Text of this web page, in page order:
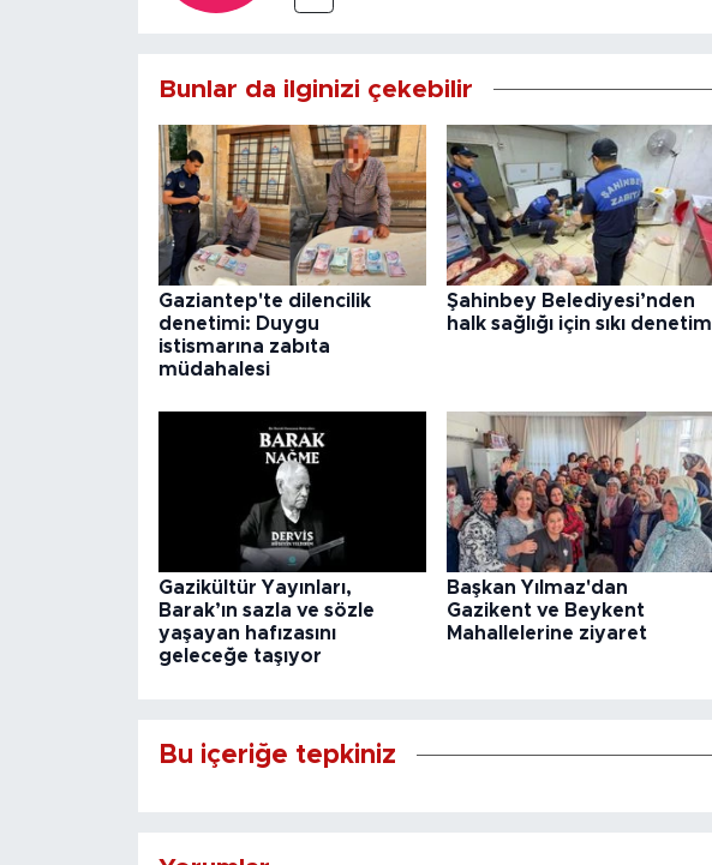
Bunlar da ilginizi çekebilir
Gaziantep'te dilencilik
denetimi: Duygu
istismarına zabıta
müdahalesi
Şahinbey Belediyesi’nden
halk sağlığı için sıkı denetim
Gazikültür Yayınları,
Barak’ın sazla ve sözle
yaşayan hafızasını
geleceğe taşıyor
Başkan Yılmaz'dan
Gazikent ve Beykent
Mahallelerine ziyaret
Bu içeriğe tepkiniz